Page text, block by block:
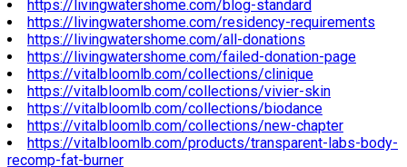
https://livingwatershome.com/blog-standard
https://livingwatershome.com/residency-requirements
https://livingwatershome.com/all-donations
https://livingwatershome.com/failed-donation-page
https://vitalbloomlb.com/collections/clinique
https://vitalbloomlb.com/collections/vivier-skin
https://vitalbloomlb.com/collections/biodance
https://vitalbloomlb.com/collections/new-chapter
https://vitalbloomlb.com/products/transparent-labs-body-
recomp-fat-burner